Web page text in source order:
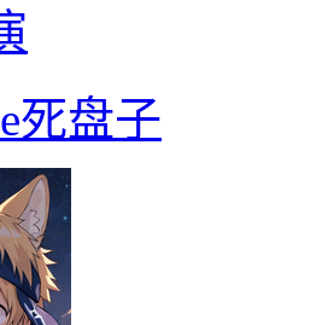
死盘子